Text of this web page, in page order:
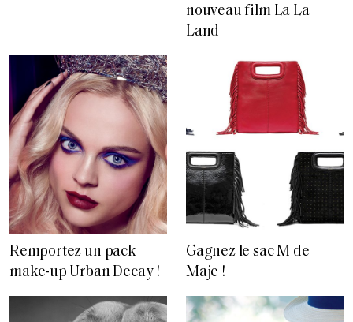
nouveau film La La
Land
Remportez un pack
make-up Urban Decay !
Gagnez le sac M de
Maje !